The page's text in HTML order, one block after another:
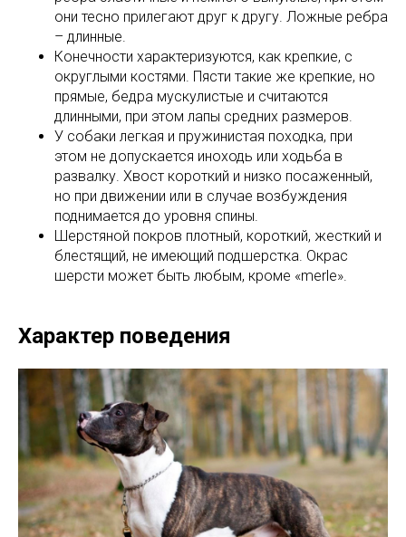
они тесно прилегают друг к другу. Ложные ребра
– длинные.
Конечности характеризуются, как крепкие, с
округлыми костями. Пясти такие же крепкие, но
прямые, бедра мускулистые и считаются
длинными, при этом лапы средних размеров.
У собаки легкая и пружинистая походка, при
этом не допускается иноходь или ходьба в
развалку. Хвост короткий и низко посаженный,
но при движении или в случае возбуждения
поднимается до уровня спины.
Шерстяной покров плотный, короткий, жесткий и
блестящий, не имеющий подшерстка. Окрас
шерсти может быть любым, кроме «merle».
Характер поведения